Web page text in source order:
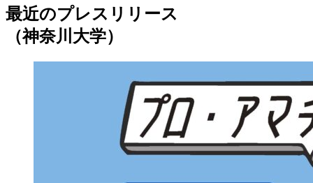
最近のプレスリリース
（神奈川大学）